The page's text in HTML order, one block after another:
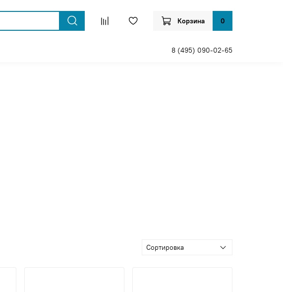
Корзина 0
8 (495) 090-02-65